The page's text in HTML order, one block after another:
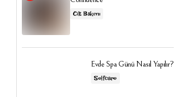
Cilt Bakımı
Evde Spa Günü Nasıl Yapılır?
Selfcare